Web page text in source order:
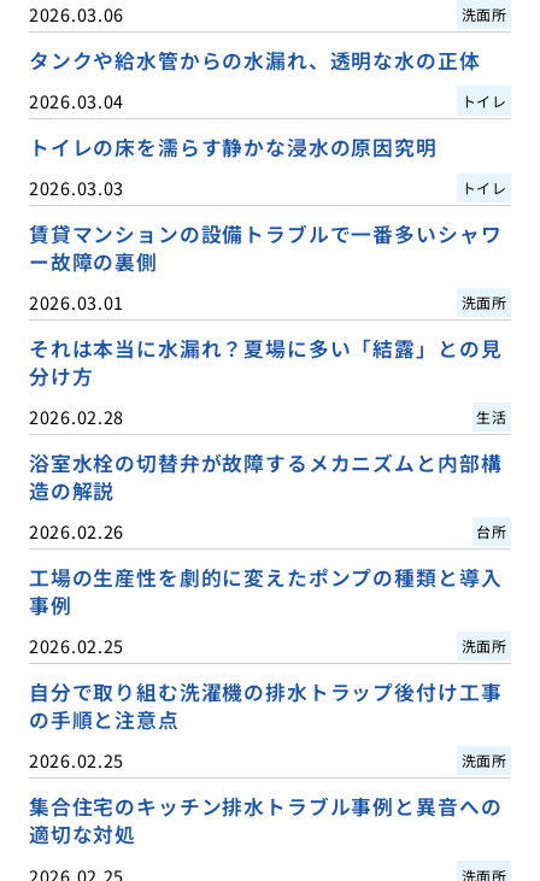
2026.03.06 洗面所
タンクや給水管からの水漏れ、透明な水の正体
2026.03.04 トイレ
トイレの床を濡らす静かな浸水の原因究明
2026.03.03 トイレ
賃貸マンションの設備トラブルで一番多いシャワ
ー故障の裏側
2026.03.01 洗面所
それは本当に水漏れ？夏場に多い「結露」との見
分け方
2026.02.28 生活
浴室水栓の切替弁が故障するメカニズムと内部構
造の解説
2026.02.26 台所
工場の生産性を劇的に変えたポンプの種類と導入
事例
2026.02.25 洗面所
自分で取り組む洗濯機の排水トラップ後付け工事
の手順と注意点
2026.02.25 洗面所
集合住宅のキッチン排水トラブル事例と異音への
適切な対処
2026.02.25 洗面所